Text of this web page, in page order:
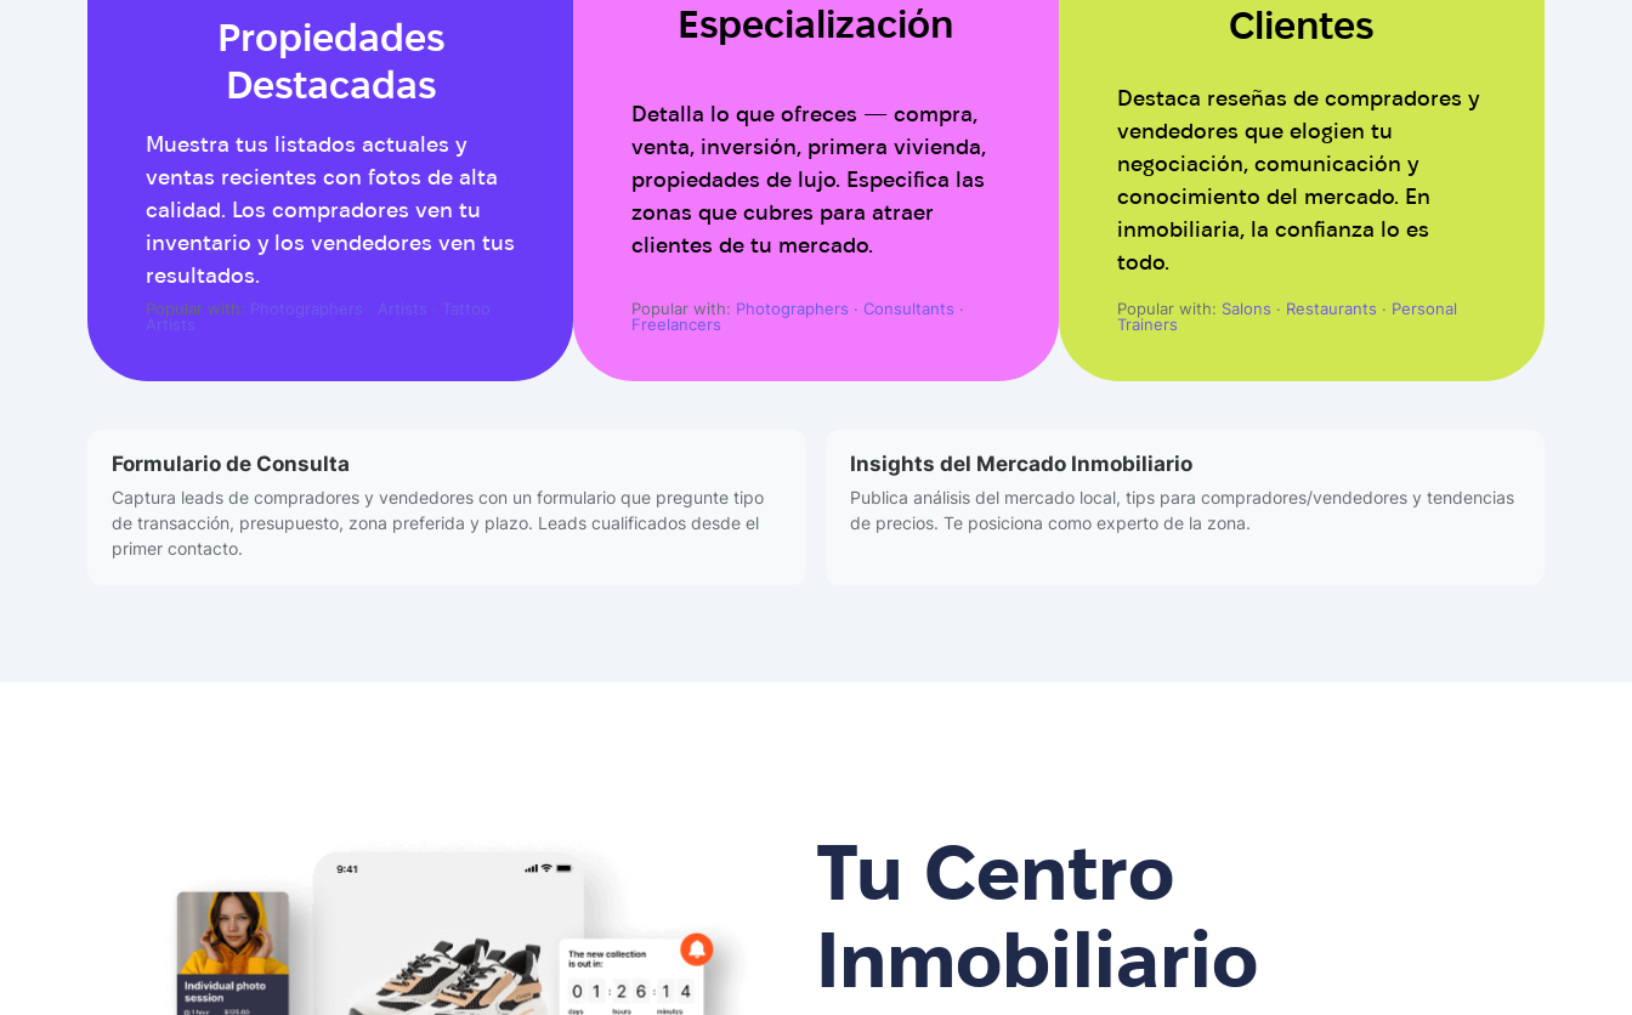
Propiedades
Destacadas
Muestra tus listados actuales y
ventas recientes con fotos de alta
calidad. Los compradores ven tu
inventario y los vendedores ven tus
resultados.
Popular with: Photographers · Artists · Tattoo
Artists
Especialización
Detalla lo que ofreces — compra,
venta, inversión, primera vivienda,
propiedades de lujo. Especifica las
zonas que cubres para atraer
clientes de tu mercado.
Popular with: Photographers · Consultants ·
Freelancers
Clientes
Destaca reseñas de compradores y
vendedores que elogien tu
negociación, comunicación y
conocimiento del mercado. En
inmobiliaria, la confianza lo es
todo.
Popular with: Salons · Restaurants · Personal
Trainers
Formulario de Consulta
Captura leads de compradores y vendedores con un formulario que pregunte tipo
de transacción, presupuesto, zona preferida y plazo. Leads cualificados desde el
primer contacto.
Insights del Mercado Inmobiliario
Publica análisis del mercado local, tips para compradores/vendedores y tendencias
de precios. Te posiciona como experto de la zona.
Tu Centro
Inmobiliario